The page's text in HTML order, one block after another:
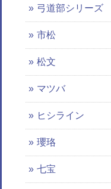
弓道部シリーズ
市松
松文
マツバ
ヒシライン
瓔珞
七宝